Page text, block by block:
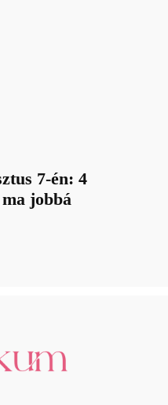
7-én: 4
jobbá